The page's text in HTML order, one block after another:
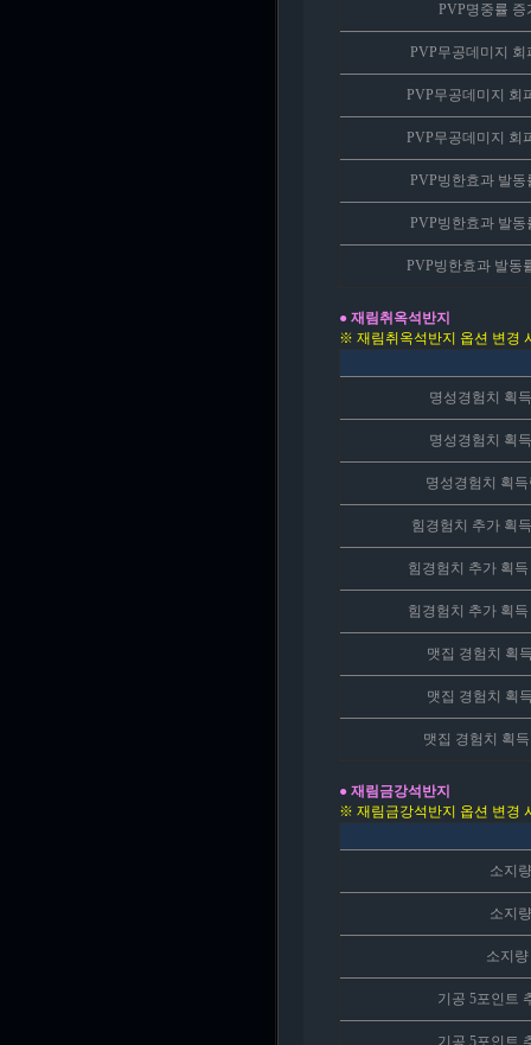
PVP명중률 증
PVP무공데미지 회
PVP무공데미지 회
PVP무공데미지 회
PVP빙한효과 발동
PVP빙한효과 발동
PVP빙한효과 발동
● 재림취옥석반지
※ 재림취옥석반지 옵션 변경
명성경험치 획
명성경험치 획
명성경험치 획
힘경험치 추가 획
힘경험치 추가 획
힘경험치 추가 획
맷집 경험치 획
맷집 경험치 획
맷집 경험치 획
● 재림금강석반지
※ 재림금강석반지 옵션 변경
소지
소지
소지량
기공 5포인트
기공 5포인트